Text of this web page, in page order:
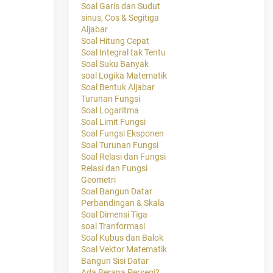
Soal Garis dan Sudut
sinus, Cos & Segitiga
Aljabar
Soal Hitung Cepat
Soal Integral tak Tentu
Soal Suku Banyak
soal Logika Matematik
Soal Bentuk Aljabar
Turunan Fungsi
Soal Logaritma
Soal Limit Fungsi
Soal Fungsi Eksponen
Soal Turunan Fungsi
Soal Relasi dan Fungsi
Relasi dan Fungsi
Geometri
Soal Bangun Datar
Perbandingan & Skala
Soal Dimensi Tiga
soal Tranformasi
Soal Kubus dan Balok
Soal Vektor Matematik
Bangun Sisi Datar